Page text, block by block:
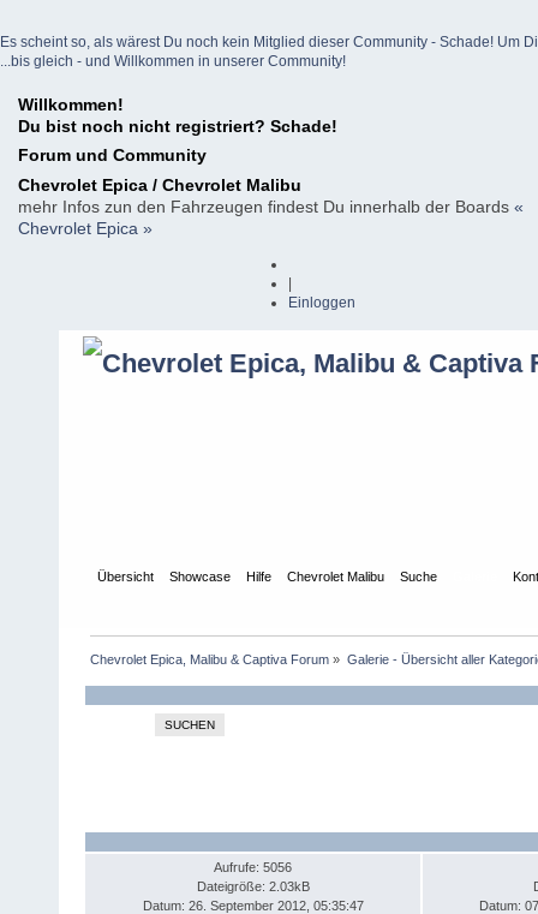
Es scheint so, als wärest Du noch kein Mitglied dieser Community - Schade! Um
...bis gleich - und Willkommen in unserer Community!
Willkommen!
Du bist noch nicht registriert? Schade!
Forum und Community
Chevrolet Epica / Chevrolet Malibu
mehr Infos zun den Fahrzeugen findest Du innerhalb der Boards «
Chevrolet Epica »
Einloggen
Übersicht Showcase Hilfe Chevrolet Malibu Suche
Chevrolet Epica, Malibu & Captiva Forum » Galerie - Übersicht aller
SUCHEN
Aufrufe: 5056
Dateigröße: 2.03kB
Datum: 26. September 2012, 05:35:47
Datum: